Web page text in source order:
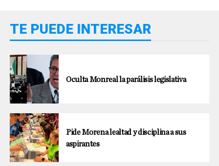
TE PUEDE INTERESAR
Oculta Monreal la parálisis legislativa
Pide Morena lealtad y disciplina a sus
aspirantes